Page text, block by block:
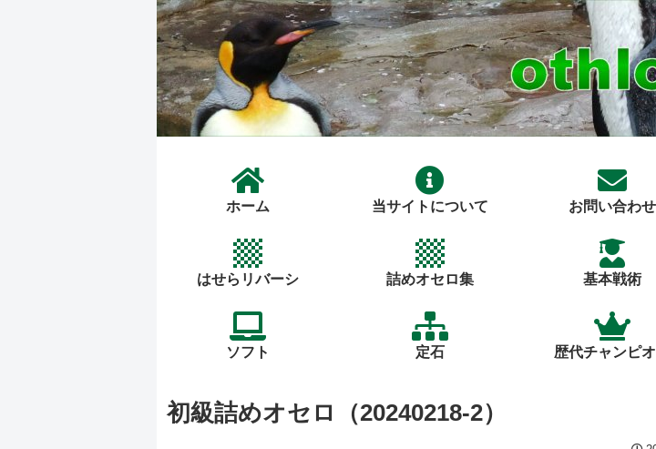
ホーム 当サイトについて お問い合わせ
はせらリバーシ 詰めオセロ集 基本戦術
ソフト 定石 歴代チャンピ
初級詰めオセロ（20240218-2）